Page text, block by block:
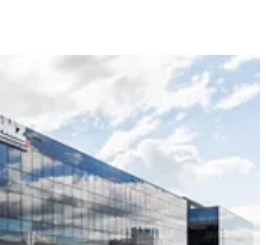
dostawcy inteligentnych
energii w
Produkty firmy
elektronarzędzia,
użytkowe i autobusy
ponad 2300 osób i posiada